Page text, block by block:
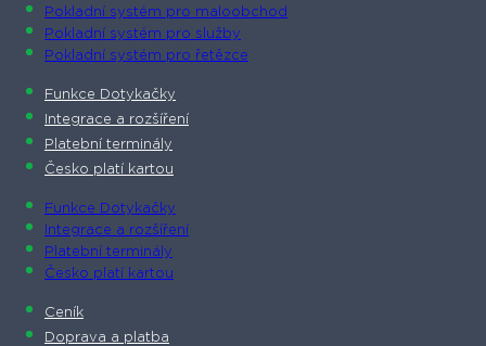
Pokladní systém pro maloobchod
Pokladní systém pro služby
Pokladní systém pro řetězce
Funkce Dotykačky
Integrace a rozšíření
Platební terminály
Česko platí kartou
Funkce Dotykačky
Integrace a rozšíření
Platební terminály
Česko platí kartou
Ceník
Doprava a platba